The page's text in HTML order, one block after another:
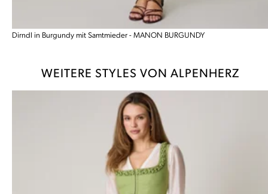
Dirndl in Burgundy mit Samtmieder - MANON BURGUNDY
WEITERE STYLES VON ALPENHERZ